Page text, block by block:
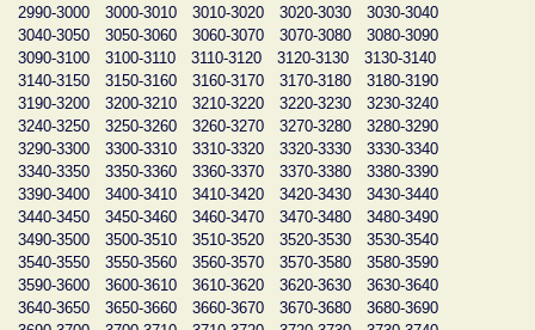
2990-3000
3000-3010 3010-3020 3020-3030
3030-3040
3040-3050
3050-3060 3060-3070 3070-3080
3080-3090
3090-3100
3100-3110 3110-3120 3120-3130
3130-3140
3140-3150
3150-3160 3160-3170 3170-3180
3180-3190
3190-3200
3200-3210 3210-3220 3220-3230
3230-3240
3240-3250
3250-3260 3260-3270 3270-3280
3280-3290
3290-3300
3300-3310 3310-3320 3320-3330
3330-3340
3340-3350
3350-3360 3360-3370 3370-3380
3380-3390
3390-3400
3400-3410 3410-3420 3420-3430
3430-3440
3440-3450
3450-3460 3460-3470 3470-3480
3480-3490
3490-3500
3500-3510 3510-3520 3520-3530
3530-3540
3540-3550
3550-3560 3560-3570 3570-3580
3580-3590
3590-3600
3600-3610 3610-3620 3620-3630
3630-3640
3640-3650
3650-3660 3660-3670 3670-3680
3680-3690